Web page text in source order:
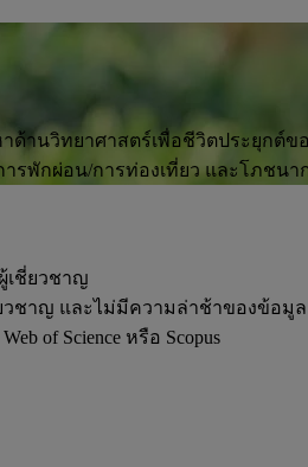
าด้านวิทยาศาสตร์เพื่อชีวิตประยุ
รพักผ่อน/การท่องเที่ยว และโภชนา
เชี่ยวชาญ
วชาญ และไม่มีความล่าช้าของข้อมูล
of Science หรือ Scopus